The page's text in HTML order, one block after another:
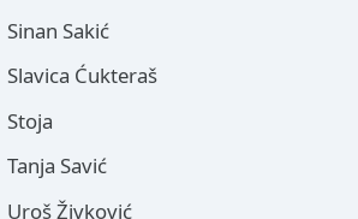
Sinan Sakić
Slavica Ćukteraš
Stoja
Tanja Savić
Uroš Živković